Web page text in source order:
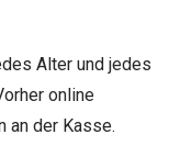
Alter und jedes
online
an der Kasse.